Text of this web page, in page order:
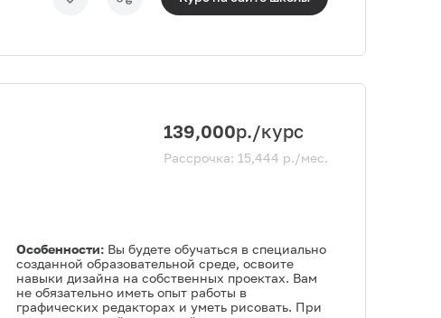
139,000р./курс
Рассрочка: 15,444 р./мес.
Особенности: Вы будете обучаться в специально
созданной образовательной среде, освоите
навыки дизайна на собственных проектах. Вам
не обязательно иметь опыт работы в
графических редакторах и уметь рисовать. При